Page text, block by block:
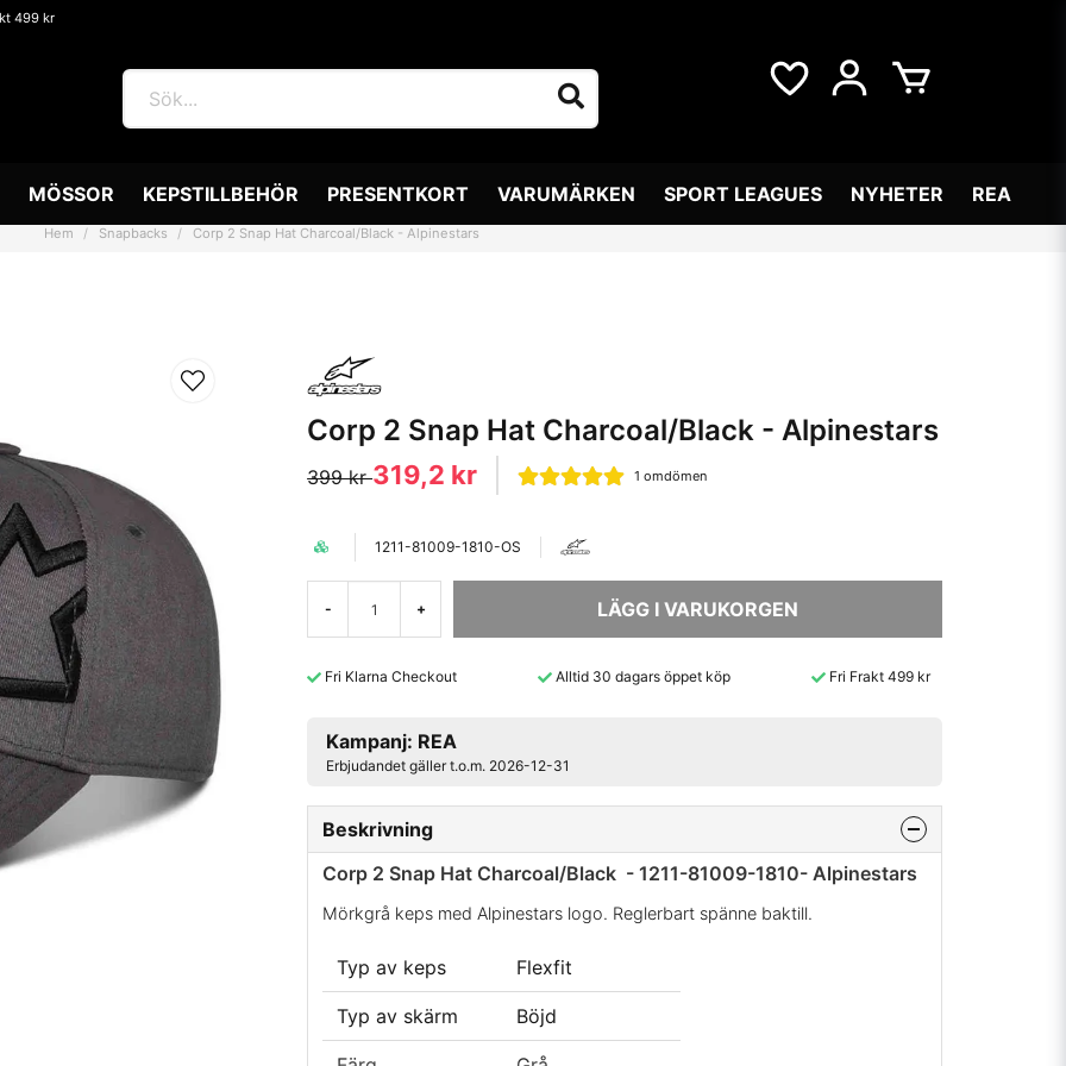
499 kr
MÖSSOR KEPSTILLBEHÖR PRESENTKORT VARUMÄRKEN SPORT LEAGUES NYHETER REA
Hem Snapbacks Corp 2 Snap Hat Charcoal/Black - Alpinestars
Corp 2 Snap Hat Charcoal/Black - Alpinestars
399 kr319,2 kr 1 omdömen
1211-81009-1810-OS
- + LÄGG I VARUKORGEN
Fri Klarna Checkout Alltid 30 dagars öppet köp Fri Frakt 499 kr
Kampanj: REA
Erbjudandet gäller t.o.m. 2026-12-31
Beskrivning
Corp 2 Snap Hat Charcoal/Black - 1211-81009-1810- Alpinestars
Mörkgrå keps med Alpinestars logo. Reglerbart spänne baktill.
Typ av keps Flexfit
Typ av skärm Böjd